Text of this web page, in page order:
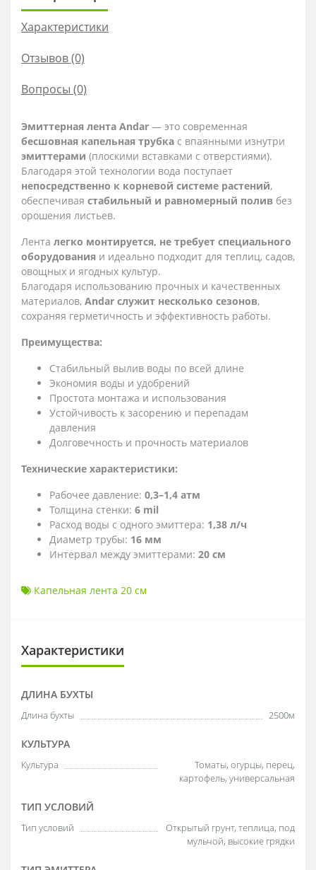
Характеристики
Отзывов (0)
Вопросы (0)
Эмиттерная лента Andar — это современная
бесшовная капельная трубка с впаянными изнутри
эмиттерами (плоскими вставками с отверстиями).
Благодаря этой технологии вода поступает
непосредственно к корневой системе растений,
обеспечивая стабильный и равномерный полив без
орошения листьев.
Лента легко монтируется, не требует специального
оборудования и идеально подходит для теплиц, садов,
овощных и ягодных культур.
Благодаря использованию прочных и качественных
материалов, Andar служит несколько сезонов,
сохраняя герметичность и эффективность работы.
Преимущества:
Стабильный вылив воды по всей длине
Экономия воды и удобрений
Простота монтажа и использования
Устойчивость к засорению и перепадам
давления
Долговечность и прочность материалов
Технические характеристики:
Рабочее давление: 0,3–1,4 атм
Толщина стенки: 6 mil
Расход воды с одного эмиттера: 1,38 л/ч
Диаметр трубы: 16 мм
Интервал между эмиттерами: 20 см
Капельная лента 20 см
Характеристики
ДЛИНА БУХТЫ
Длина бухты 2500м
КУЛЬТУРА
Культура Томаты, огурцы, перец,
картофель, универсальная
ТИП УСЛОВИЙ
Тип условий Открытый грунт, теплица, под
мульчой, высокие грядки